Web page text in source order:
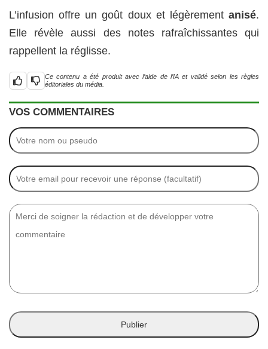
L’infusion offre un goût doux et légèrement anisé.
Elle révèle aussi des notes rafraîchissantes qui
rappellent la réglisse.
Ce contenu a été produit avec l’aide de l’IA et validé selon les règles
éditoriales du média.
VOS COMMENTAIRES